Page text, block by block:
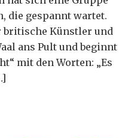
die gespannt wartet.
britische Künstler und
ans Pult und beginnt
mit den Worten: „Es